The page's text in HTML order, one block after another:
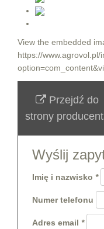
View the embedded
https://www.agrovol.pl/
Przejdź do
strony
Wyślij
Imię i nazwisko
Numer telefonu
Adres email